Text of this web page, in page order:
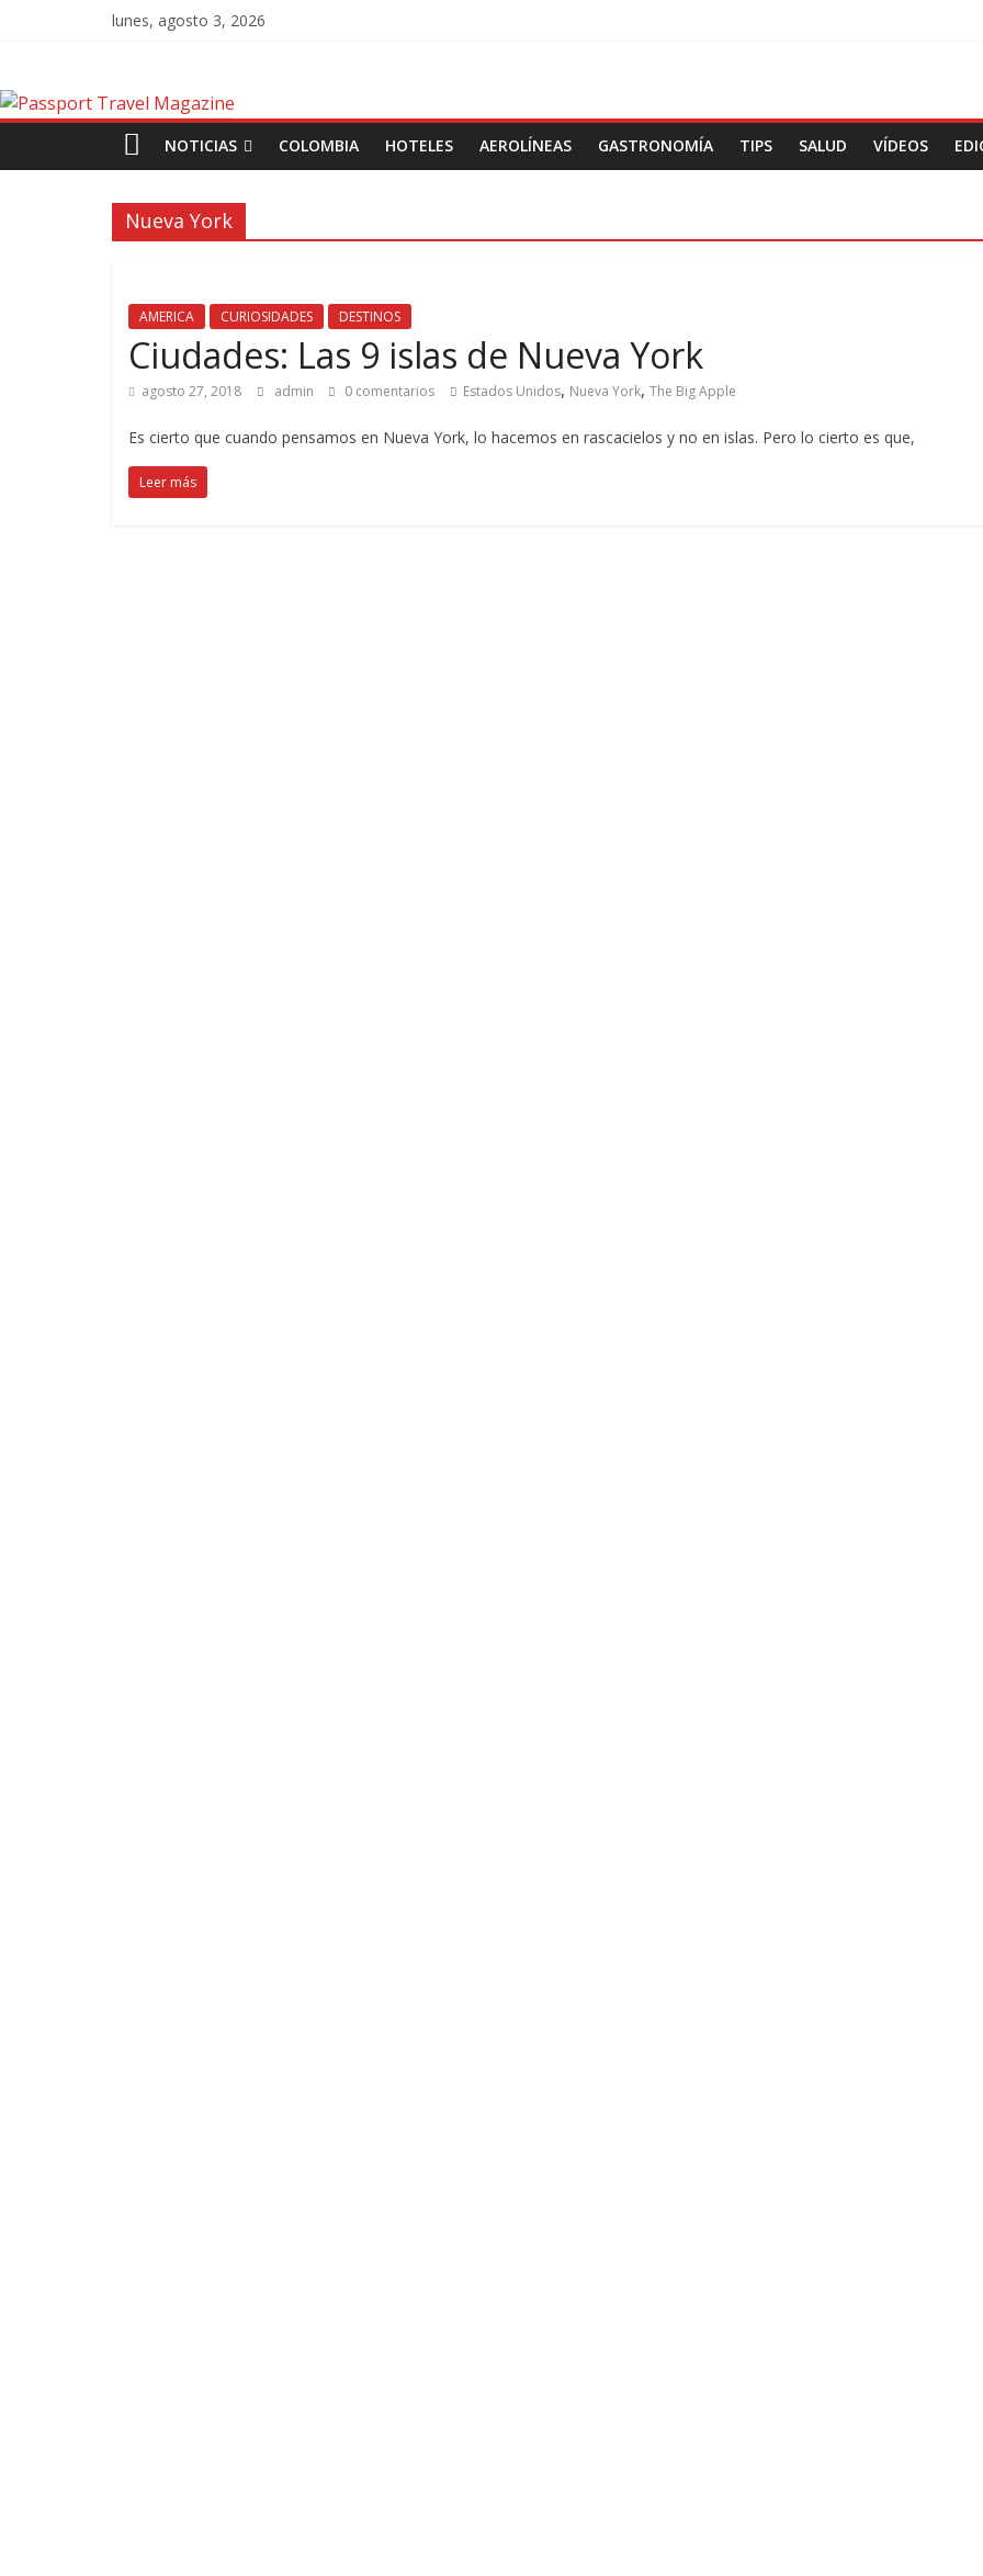
lunes, agosto 3, 2026
NOTICIAS COLOMBIA HOTELES AEROLÍNEAS GASTRONOMÍA TIPS SALUD VÍDEOS
Nueva York
AMERICA CURIOSIDADES DESTINOS
Ciudades: Las 9 islas de Nueva York
agosto 27, 2018 admin 0 comentarios Estados Unidos, Nueva York, The Big Apple
Es cierto que cuando pensamos en Nueva York, lo hacemos en rascacielos y no en islas. Pero lo cierto es que,
Leer más